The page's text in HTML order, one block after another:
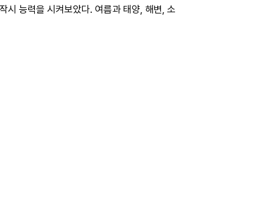
시 능력을 시켜보았다. 여름과 태양, 해변, 소